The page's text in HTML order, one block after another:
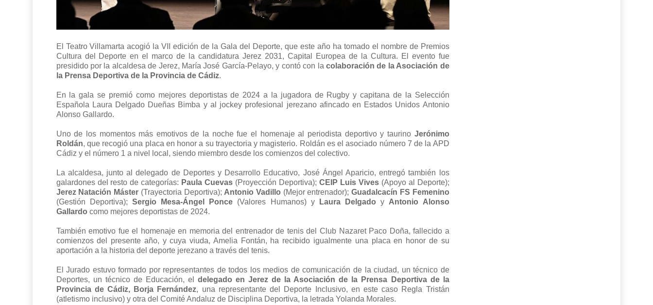
El Teatro Villamarta acogió la VII edición de la Gala del Deporte, que este año ha tomado el nombre de Premios
Cultura del Deporte en el marco de la candidatura Jerez 2031, Capital Europea de la Cultura. El evento fue
presidido por la alcaldesa de Jerez, María José García-Pelayo, y contó con la colaboración de la Asociación de
la Prensa Deportiva de la Provincia de Cádiz.
En la gala se premió como mejores deportistas de 2024 a la jugadora de Rugby y capitana de la Selección
Española Laura Delgado Dueñas Bimba y al jockey profesional jerezano afincado en Estados Unidos Antonio
Alonso Gallardo.
Uno de los momentos más emotivos de la noche fue el homenaje al periodista deportivo y taurino Jerónimo
Roldán, que recogió una placa en honor a su trayectoria y magisterio. Roldán es el asociado número 7 de la APD
Cádiz y el número 1 a nivel local, siendo miembro desde los comienzos del colectivo.
La alcaldesa, junto al delegado de Deportes y Desarrollo Educativo, José Ángel Aparicio, entregó también los
galardones del resto de categorías: Paula Cuevas (Proyección Deportiva); CEIP Luis Vives(Apoyo al Deporte);
Jerez Natación Máster (Trayectoria Deportiva); Antonio Vadillo (Mejor entrenador);Guadalcacín FS Femenino
(Gestión Deportiva); Sergio Mesa-Ángel Ponce (Valores Humanos) yLaura Delgado y Antonio Alonso
Gallardo como mejores deportistas de 2024.
También emotivo fue el homenaje en memoria del entrenador de tenis del Club Nazaret Paco Doña, fallecido a
comienzos del presente año, y cuya viuda, Amelia Fontán, ha recibido igualmente una placa en honor de su
aportación a la historia del deporte jerezano a través del tenis.
El Jurado estuvo formado por representantes de todos los medios de comunicación de la ciudad, un técnico de
Deportes, un técnico de Educación, el delegado en Jerez de la Asociación de la Prensa Deportiva de la
Provincia de Cádiz, Borja Fernández, una representante del Deporte Inclusivo, en este caso Regla Tristán
(atletismo inclusivo) y otra del Comité Andaluz de Disciplina Deportiva, la letrada Yolanda Morales.